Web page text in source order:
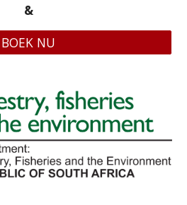
&
BOEK NU